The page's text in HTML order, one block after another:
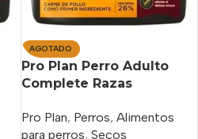
AGOTADO
Pro Plan Perro Adulto
Complete Razas
Pro Plan, Perros, Alimentos
para perros, Secos